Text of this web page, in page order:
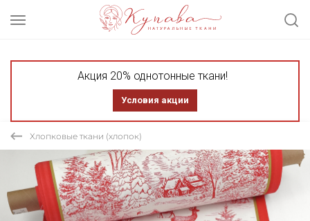
Акция 20% однотонные ткани!
Условия акции
Хлопковые ткани (хлопок)